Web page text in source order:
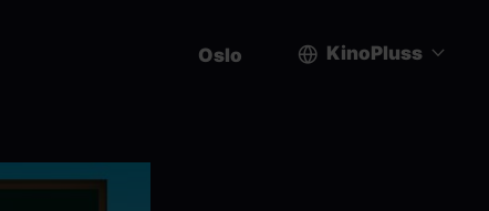
Oslo KinoPluss